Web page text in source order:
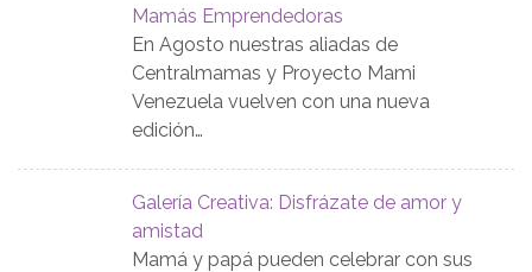
Mamás Emprendedoras
En Agosto nuestras aliadas de
Centralmamas y Proyecto Mami
Venezuela vuelven con una nueva
edición…
Galería Creativa: Disfrázate de amor y
amistad
Mamá y papá pueden celebrar con sus